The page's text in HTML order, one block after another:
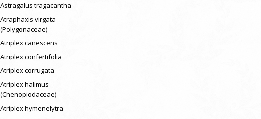
Astragalus tragacantha
Atraphaxis virgata
(Polygonaceae)
Atriplex canescens
Atriplex confertifolia
Atriplex corrugata
Atriplex halimus
(Chenopiodaceae)
Atriplex hymenelytra